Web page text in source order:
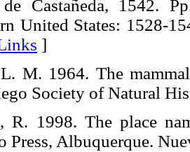
de Castañeda, 1542.
United States: 1528-
]
M. 1964. The
Society of
R. 1998. The place
Press, Albuquerque.